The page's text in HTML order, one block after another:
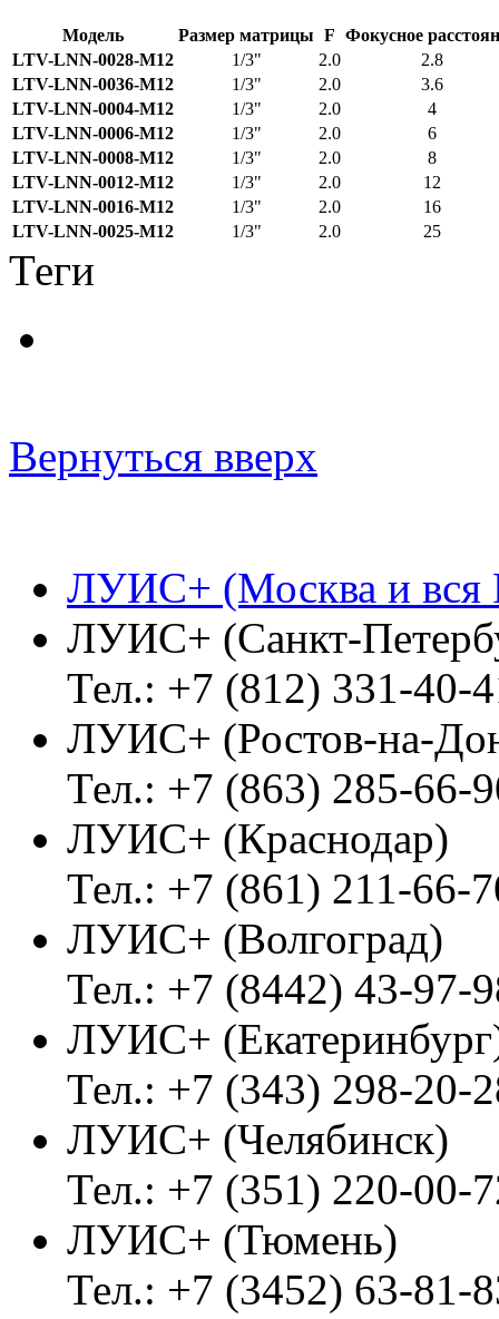
Модель Размер матрицы F Фокусное
LTV-LNN-0028-M12
1/3" 2.0
2.8
LTV-LNN-0036-M12
1/3" 2.0
3.6
LTV-LNN-0004-M12
1/3" 2.0
4
LTV-LNN-0006-M12
1/3" 2.0
6
LTV-LNN-0008-M12
1/3" 2.0
8
LTV-LNN-0012-M12
1/3" 2.0
12
LTV-LNN-0016-M12
1/3" 2.0
16
LTV-LNN-0025-M12
1/3" 2.0 25
Теги
Вернуться вверх
ЛУИС+ (Москва и вся
ЛУИС+ (Санкт-
Тел.: +7 (812) 331-40-
ЛУИС+ (Ростов-на-
Тел.: +7 (863) 285-66-
ЛУИС+ (Краснодар)
Тел.: +7 (861) 211-66-
ЛУИС+ (Волгоград)
Тел.: +7 (8442) 43-97-
ЛУИС+
Тел.: +7 (343) 298-20-
ЛУИС+ (Челябинск)
Тел.: +7 (351) 220-00-
ЛУИС+ (Тюмень)
Тел.: +7 (3452) 63-81-